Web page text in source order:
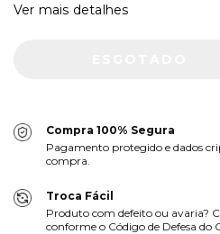
Ver mais detalhes
Compra 100% Segura
Pagamento protegido e dados
compra.
Troca Fácil
Produto com defeito ou avaria?
conforme o Código de Defesa do